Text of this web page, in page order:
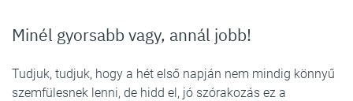
Minél gyorsabb vagy, annál jobb!
Tudjuk, tudjuk, hogy a hét első napján nem mindig könnyű
szemfülesnek lenni, de hidd el, jó szórakozás ez a